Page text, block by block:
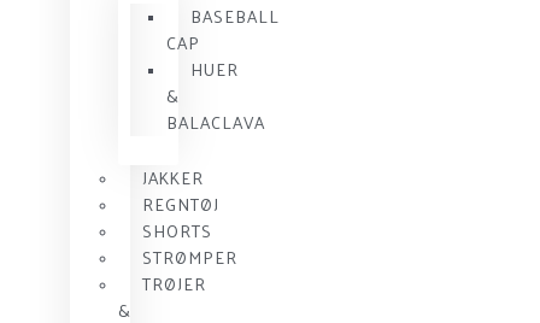
BASEBALL
CAP
HUER
&
BALACLAVA
JAKKER
REGNTØJ
SHORTS
STRØMPER
TRØJER
&